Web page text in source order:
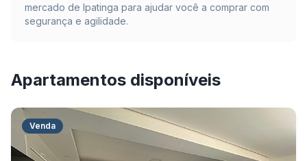
mercado de Ipatinga para ajudar você a comprar com
segurança e agilidade.
Apartamentos disponíveis
Venda